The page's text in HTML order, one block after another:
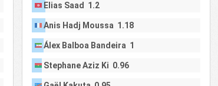
Elias Saad 1.2
Anis Hadj Moussa 1.18
Álex Balboa Bandeira 1
Stephane Aziz Ki 0.96